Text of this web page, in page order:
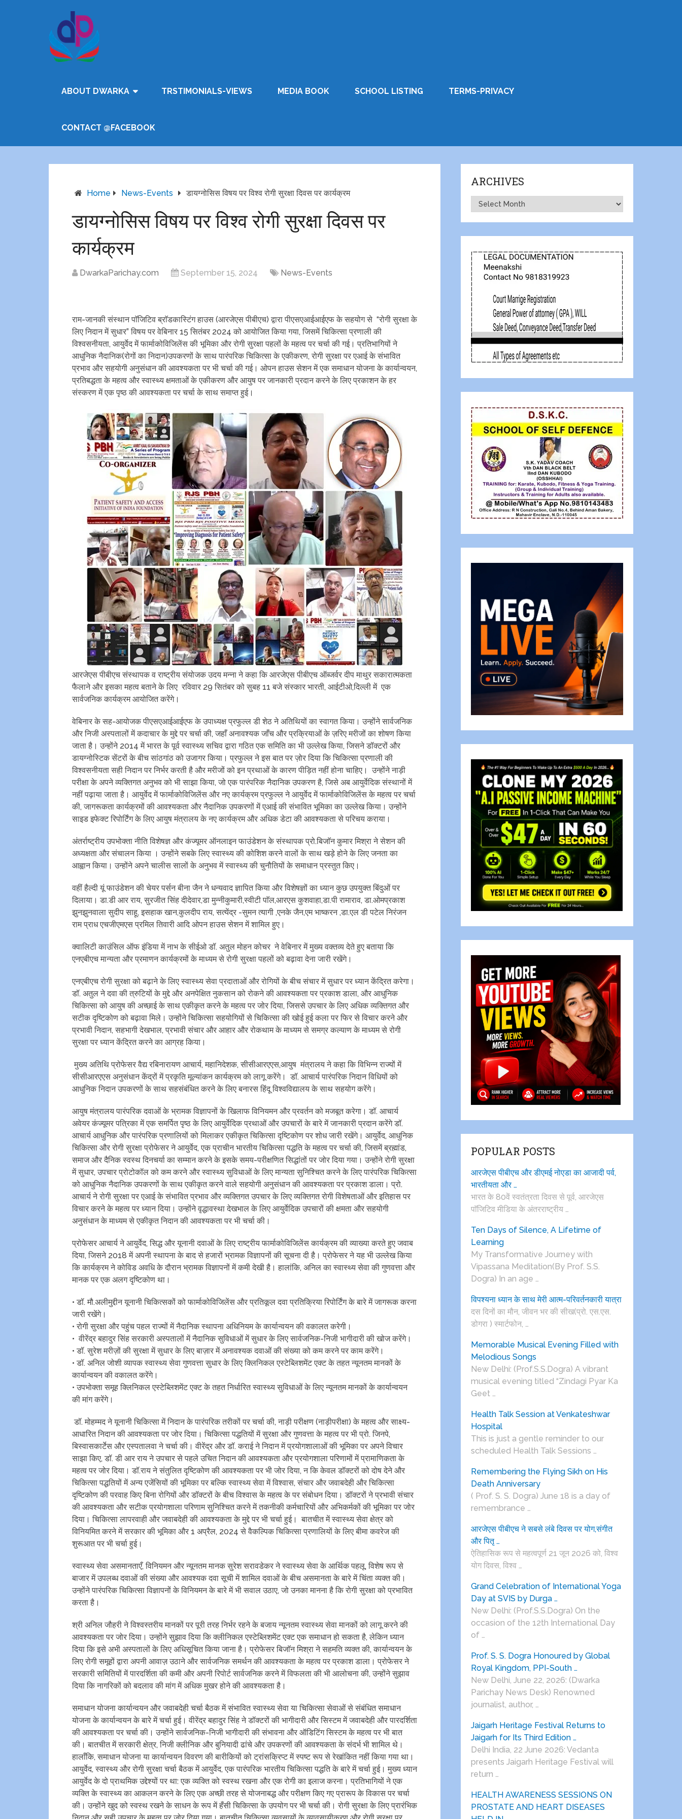
ABOUT DWARKA TRSTIMONIALS-VIEWS MEDIA BOOK SCHOOL LISTING TERMS-PRIVACY
CONTACT @FACEBOOK
Home News-Events डायग्नोसिस विषय पर विश्व रोगी सुरक्षा दिवस पर कार्यक्रम
डायग्नोसिस विषय पर विश्व रोगी सुरक्षा दिवस पर
कार्यक्रम
DwarkaParichay.com September 15, 2024 News-Events
राम-जानकी संस्थान पाॅजिटिव ब्राॅडकास्टिंग हाउस (आरजेएस पीबीएच) द्वारा पीएसएआईआईएफ के सहयोग से “रोगी सुरक्षा के
लिए निदान में सुधार” विषय पर वेबिनार 15 सितंबर 2024 को आयोजित किया गया, जिसमें चिकित्सा प्रणाली की
विश्वसनीयता, आयुर्वेद में फार्माकोविजिलेंस की भूमिका और रोगी सुरक्षा पहलों के महत्व पर चर्चा की गई। प्रतिभागियों ने
आधुनिक नैदानिक(रोगों का निदान)​​उपकरणों के साथ पारंपरिक चिकित्सा के एकीकरण, रोगी सुरक्षा पर एआई के संभावित
प्रभाव और सहयोगी अनुसंधान की आवश्यकता पर भी चर्चा की गई। ओपन हाउस सेशन में एक समाधान योजना के कार्यान्वयन,
प्रतिबद्धता के महत्व और स्वास्थ्य क्षमताओं के एकीकरण और आयुष पर जानकारी प्रदान करने के लिए प्रकाशन के हर
संस्करण में एक पृष्ठ की आवश्यकता पर चर्चा के साथ समाप्त हुई।
आरजेएस पीबीएच संस्थापक व राष्ट्रीय संयोजक उदय मन्ना ने कहा कि आरजेएस पीबीएच ऑब्जर्वर दीप माथुर सकारात्मकता
फैलाने और इसका महत्व बताने के लिए रविवार 29 सितंबर को सुबह 11 बजे संस्कार भारती, आईटीओ,दिल्ली में एक
सार्वजनिक कार्यक्रम आयोजित करेंगे।
वेबिनार के सह-आयोजक पीएसएआईआईएफ के उपाध्यक्ष प्रफुल्ल डी शेठ ने अतिथियों का स्वागत किया। उन्होंने सार्वजनिक
और निजी अस्पतालों में कदाचार के मुद्दे पर चर्चा की, जहाँ अनावश्यक जाँच और प्रक्रियाओं के ज़रिए मरीजों का शोषण किया
जाता है। उन्होंने 2014 में भारत के पूर्व स्वास्थ्य सचिव द्वारा गठित एक समिति का भी उल्लेख किया, जिसने डॉक्टरों और
डायग्नोस्टिक सेंटरों के बीच सांठगांठ को उजागर किया। प्रफुल्ल ने इस बात पर ज़ोर दिया कि चिकित्सा प्रणाली की
विश्वसनीयता सही निदान पर निर्भर करती है और मरीजों को इन प्रथाओं के कारण पीड़ित नहीं होना चाहिए। उन्होंने नाड़ी
परीक्षा के अपने व्यक्तिगत अनुभव को भी साझा किया, जो एक पारंपरिक नैदानिक उपकरण है, जिसे अब आयुर्वेदिक संस्थानों में
नहीं पढ़ाया जाता है। आयुर्वेद में फार्माकोविजिलेंस और नए कार्यक्रम प्रफुल्ल ने आयुर्वेद में फार्माकोविजिलेंस के महत्व पर चर्चा
की, जागरूकता कार्यक्रमों की आवश्यकता और नैदानिक उपकरणों में एआई की संभावित भूमिका का उल्लेख किया। उन्होंने
साइड इफेक्ट रिपोर्टिंग के लिए आयुष मंत्रालय के नए कार्यक्रम और अधिक डेटा की आवश्यकता से परिचय कराया।
अंतर्राष्ट्रीय उपभोक्ता नीति विशेषज्ञ और कंज्यूमर ऑनलाइन फाउंडेशन के संस्थापक प्रो.बिजाॅन कुमार मिश्रा ने सेशन की
अध्यक्षता और संचालन किया । उन्होंने सबके लिए स्वास्थ्य की कोशिश करने वालों के साथ खड़े होने के लिए जनता का
आह्वान किया। उन्होंने अपने चालीस सालों के अनुभव में स्वास्थ्य की चुनौतियों के समाधान प्रस्तुत किए।
वहीं हैल्दी यूं फाउंडेशन की चेयर पर्सन बीना जैन ने धन्यवाद ज्ञापित किया और विशेषज्ञों का ध्यान कुछ उपयुक्त बिंदुओं पर
दिलाया। डा.डी आर राय, सुरजीत सिंह दीदेवार,डा मुन्नी‌कुमारी,स्वीटी पाॅल,आरएस कुशवाहा,डा.पी रामाराव, डा.ओमप्रकाश
झुनझुनवाला सुदीप साहू, इसहाक खान,कुलदीप राय, सत्येंद्र -सुमन त्यागी ,एनके जैन,एम भाष्करन ,डा.एल डी पटेल निरंजन
राम प्राध एचजीएमएस प्रमिल तिवारी आदि ओपन हाउस सेशन में शामिल हुए।
क्वालिटी काउंसिल ऑफ इंडिया में नाभ के सीईओ डॉ. अतुल मोहन कोचर ने वेबिनार में मुख्य वक्तव्य देते हुए बताया कि
एनएबीएच मान्यता और प्रमाणन कार्यक्रमों के माध्यम से रोगी सुरक्षा पहलों को बढ़ावा देना जारी रखेंगे।
एनएबीएच रोगी सुरक्षा को बढ़ाने के लिए स्वास्थ्य सेवा प्रदाताओं और रोगियों के बीच संचार में सुधार पर ध्यान केंद्रित करेगा।
डॉ. अतुल ने दवा की त्रुटियों के मुद्दे और अनपेक्षित नुकसान को रोकने की आवश्यकता पर प्रकाश डाला, और आधुनिक
चिकित्सा को आयुष की अच्छाई के साथ एकीकृत करने के महत्व पर जोर दिया, जिससे उपचार के लिए अधिक व्यक्तिगत और
सटीक दृष्टिकोण को बढ़ावा मिले। उन्होंने चिकित्सा सहयोगियों से चिकित्सा की खोई हुई कला पर फिर से विचार करने और
प्रभावी निदान, सहभागी देखभाल, प्रभावी संचार और आहार और रोकथाम के माध्यम से समग्र कल्याण के माध्यम से रोगी
सुरक्षा पर ध्यान केंद्रित करने का आग्रह किया।
मुख्य अतिथि प्रोफेसर वैद्य रबिनारायण आचार्य, महानिदेशक, सीसीआरएएस,आयुष मंत्रालय ने कहा कि विभिन्न राज्यों में
सीसीआरएएस अनुसंधान केंद्रों में प्रकृति मूल्यांकन कार्यक्रम को लागू करेंगे। डॉ. आचार्य पारंपरिक निदान विधियों को
आधुनिक निदान उपकरणों के साथ सहसंबंधित करने के लिए बनारस हिंदू विश्वविद्यालय के साथ सहयोग करेंगे।
आयुष मंत्रालय पारंपरिक दवाओं के भ्रामक विज्ञापनों के खिलाफ विनियमन और प्रवर्तन को मजबूत करेगा। डॉ. आचार्य
अवेयर कंज्यूमर पत्रिका में एक समर्पित पृष्ठ के लिए आयुर्वेदिक प्रथाओं और उपचारों के बारे में जानकारी प्रदान करेंगे डॉ.
आचार्य आधुनिक और पारंपरिक प्रणालियों को मिलाकर एकीकृत चिकित्सा दृष्टिकोण पर शोध जारी रखेंगे। आयुर्वेद, आधुनिक
चिकित्सा और रोगी सुरक्षा प्रोफेसर ने आयुर्वेद, एक प्राचीन भारतीय चिकित्सा पद्धति के महत्व पर चर्चा की, जिसमें ब्रह्मांड,
समाज और दैनिक स्वस्थ दिनचर्या का सम्मान करने के इसके समय-परीक्षणित सिद्धांतों पर जोर दिया गया। उन्होंने रोगी सुरक्षा
में सुधार, उपचार प्रोटोकॉल को कम करने और स्वास्थ्य सुविधाओं के लिए मान्यता सुनिश्चित करने के लिए पारंपरिक चिकित्सा
को आधुनिक नैदानिक उपकरणों के साथ एकीकृत करने वाले सहयोगी अनुसंधान की आवश्यकता पर प्रकाश डाला। प्रो.
आचार्य ने रोगी सुरक्षा पर एआई के संभावित प्रभाव और व्यक्तिगत उपचार के लिए व्यक्तिगत रोगी विशेषताओं और इतिहास पर
विचार करने के महत्व पर ध्यान दिया। उन्होंने वृद्धावस्था देखभाल के लिए आयुर्वेदिक उपचारों की क्षमता और सहयोगी
अनुसंधान के माध्यम से एकीकृत निदान की आवश्यकता पर भी चर्चा की।
प्रोफेसर आचार्य ने आयुर्वेद, सिद्ध और यूनानी दवाओं के लिए राष्ट्रीय फार्माकोविजिलेंस कार्यक्रम की व्याख्या करते हुए जवाब
दिया, जिसने 2018 में अपनी स्थापना के बाद से हजारों भ्रामक विज्ञापनों की सूचना दी है। प्रोफेसर ने यह भी उल्लेख किया
कि कार्यक्रम ने कोविड अवधि के दौरान भ्रामक विज्ञापनों में कमी देखी है। हालांकि, अनिल का स्वास्थ्य सेवा की गुणवत्ता और
मानक पर एक अलग दृष्टिकोण था।
• डॉ. मौ.अलीमुद्दीन यूनानी चिकित्सकों को फार्माकोविजिलेंस और प्रतिकूल दवा प्रतिक्रिया रिपोर्टिंग के बारे में जागरूक करना
जारी रखेंगे।
• रोगी सुरक्षा और पहुंच पहल राज्यों में नैदानिक ​​स्थापना अधिनियम के कार्यान्वयन की वकालत करेगी।
• वीरेंद्र बहादुर सिंह सरकारी अस्पतालों में नैदानिक ​​सुविधाओं में सुधार के लिए सार्वजनिक-निजी भागीदारी की खोज करेंगे।
• डॉ. सुरेश मरीज़ों की सुरक्षा में सुधार के लिए बाज़ार में अनावश्यक दवाओं की संख्या को कम करने पर काम करेंगे।
• डॉ. अनिल जोशी व्यापक स्वास्थ्य सेवा गुणवत्ता सुधार के लिए क्लिनिकल एस्टेब्लिशमेंट एक्ट के तहत न्यूनतम मानकों के
कार्यान्वयन की वकालत करेंगे।
• उपभोक्ता समूह क्लिनिकल एस्टेब्लिशमेंट एक्ट के तहत निर्धारित स्वास्थ्य सुविधाओं के लिए न्यूनतम मानकों के कार्यान्वयन
की मांग करेंगे।
डॉ. मोहम्मद ने यूनानी चिकित्सा में निदान के पारंपरिक तरीकों पर चर्चा की, नाड़ी परीक्षण (नाड़ीपरीक्षा) के महत्व और साक्ष्य-
आधारित निदान की आवश्यकता पर जोर दिया। चिकित्सा पद्धतियों में सुरक्षा और गुणवत्ता के महत्व पर भी प्रो. जिनपे,
बिस्वासकार्टेस और एस्पतालवा ने चर्चा की। वीरेंद्र और डॉ. कराई ने निदान में प्रयोगशालाओं की भूमिका पर अपने विचार
साझा किए, डॉ. डी आर राय ने उपचार से पहले उचित निदान की आवश्यकता और प्रयोगशाला परिणामों में प्रामाणिकता के
महत्व पर जोर दिया। डॉ.राय ने संतुलित दृष्टिकोण की आवश्यकता पर भी जोर दिया, न कि केवल डॉक्टरों को दोष देने और
चिकित्सा पद्धतियों में अन्य एजेंसियों की भूमिका पर बल्कि स्वास्थ्य सेवा में विश्वास, संचार और जवाबदेही और चिकित्सा
दृष्टिकोण की परवाह किए बिना रोगियों और डॉक्टरों के बीच विश्वास के महत्व के पर संबोधन दिया। डॉक्टरों ने प्रभावी संचार
की आवश्यकता और सटीक प्रयोगशाला परिणाम सुनिश्चित करने में तकनीकी कर्मचारियों और अभिकर्मकों की भूमिका पर जोर
दिया। चिकित्सा लापरवाही और जवाबदेही की आवश्यकता के मुद्दे पर भी चर्चा हुई। बातचीत में स्वास्थ्य सेवा क्षेत्र को
विनियमित करने में सरकार की भूमिका और 1 अप्रैल, 2024 से वैकल्पिक चिकित्सा प्रणालियों के लिए बीमा कवरेज की
शुरूआत पर भी चर्चा हुई।
स्वास्थ्य सेवा असमानताएँ, विनियमन और न्यूनतम मानक सुरेश सरावडेकर ने स्वास्थ्य सेवा के आर्थिक पहलू, विशेष रूप से
बाजार में उपलब्ध दवाओं की संख्या और आवश्यक दवा सूची में शामिल दवाओं के बीच असमानता के बारे में चिंता व्यक्त की।
उन्होंने पारंपरिक चिकित्सा विज्ञापनों के विनियमन के बारे में भी सवाल उठाए, जो उनका मानना है कि रोगी सुरक्षा को प्रभावित
करता है।
श्री अनिल जौहरी ने विश्वस्तरीय मानकों पर पूरी तरह निर्भर रहने के बजाय न्यूनतम स्वास्थ्य सेवा मानकों को लागू करने की
आवश्यकता पर जोर दिया। उन्होंने सुझाव दिया कि क्लीनिकल एस्टेब्लिशमेंट एक्ट एक समाधान हो सकता है, लेकिन ध्यान
दिया कि इसे अभी अस्पतालों के लिए अधिसूचित किया जाना है। प्रोफेसर बिजाॅन मिश्रा ने सहमति व्यक्त की, कार्यान्वयन के
लिए रोगी समूहों द्वारा अपनी आवाज़ उठाने और सार्वजनिक समर्थन की आवश्यकता के महत्व पर प्रकाश डाला। प्रोफेसर ने
सरकारी समितियों में पारदर्शिता की कमी और अपनी रिपोर्ट सार्वजनिक करने में विफलता की भी आलोचना की, उन्होंने सुझाव
दिया कि नागरिकों को बदलाव की मांग में अधिक मुखर होने की आवश्यकता है।
समाधान योजना कार्यान्वयन और जवाबदेही चर्चा बैठक में संभावित स्वास्थ्य सेवा या चिकित्सा सेवाओं से संबंधित समाधान
योजना के कार्यान्वयन के बारे में चर्चा हुई। वीरेंद्र बहादुर सिंह ने डॉक्टरों की भागीदारी और सिस्टम में जवाबदेही और पारदर्शिता
की आवश्यकता पर चर्चा की। उन्होंने सार्वजनिक-निजी भागीदारी की संभावना और ऑडिटिंग सिस्टम के महत्व पर भी बात
की। बातचीत में सरकारी क्षेत्र, निजी क्लीनिक और बुनियादी ढांचे और उपकरणों की आवश्यकता के संदर्भ भी शामिल थे।
हालाँकि, समाधान योजना या कार्यान्वयन विवरण की बारीकियों को ट्रांसक्रिप्ट में स्पष्ट रूप से रेखांकित नहीं किया गया था।
आयुर्वेद, स्वास्थ्य और रोगी सुरक्षा चर्चा बैठक में आयुर्वेद, एक पारंपरिक भारतीय चिकित्सा पद्धति के बारे में चर्चा हुई। मुख्य ध्यान
आयुर्वेद के दो प्राथमिक उद्देश्यों पर था: एक व्यक्ति को स्वस्थ रखना और एक रोगी का इलाज करना। प्रतिभागियों ने एक
व्यक्ति के स्वास्थ्य का आकलन करने के लिए एक अच्छी तरह से योजनाबद्ध और परीक्षण किए गए प्रारूप के विकास पर चर्चा
की। उन्होंने खुद को स्वस्थ रखने के साधन के रूप में हँसी चिकित्सा के उपयोग पर भी चर्चा की। रोगी सुरक्षा के लिए प्रारंभिक
ARCHIVES
Archives
POPULAR POSTS
आरजेएस पीबीएच और डीएमई नोएडा का आजादी पर्व,
भारतीयता और …
भारत के 80वें स्वतंत्रता दिवस से पूर्व, आरजेएस
पाॅजिटिव मीडिया के अंतरराष्ट्रीय …
Ten Days of Silence, A Lifetime of
Learning
My Transformative Journey with
Vipassana Meditation(By Prof. S.S.
Dogra) In an age …
विपश्यना ध्यान के साथ मेरी आत्म-परिवर्तनकारी यात्रा
दस दिनों का मौन, जीवन भर की सीख(प्रो. एस.एस.
डोगरा ) स्मार्टफोन, …
Memorable Musical Evening Filled with
Melodious Songs
New Delhi: (Prof.S.S.Dogra) A vibrant
musical evening titled “Zindagi Pyar Ka
Geet …
Health Talk Session at Venkateshwar
Hospital
This is just a gentle reminder to our
scheduled Health Talk Sessions …
Remembering the Flying Sikh on His
Death Anniversary
( Prof. S. S. Dogra) June 18 is a day of
remembrance …
आरजेएस पीबीएच ने सबसे लंबे दिवस पर योग,संगीत
और पितृ …
ऐतिहासिक रूप से महत्वपूर्ण 21 जून 2026 को, विश्व
योग दिवस, विश्व …
Grand Celebration of International Yoga
Day at SVIS by Durga …
New Delhi: (Prof.S.S.Dogra) On the
occasion of the 12th International Day
of …
Prof. S. S. Dogra Honoured by Global
Royal Kingdom, PPI-South …
New Delhi, June 22, 2026: (Dwarka
Parichay News Desk) Renowned
journalist, author, …
Jaigarh Heritage Festival Returns to
Jaigarh for Its Third Edition …
Delhi India, 22 June 2026: Vedanta
presents Jaigarh Heritage Festival will
return …
HEALTH AWARENESS SESSIONS ON
PROSTATE AND HEART DISEASES